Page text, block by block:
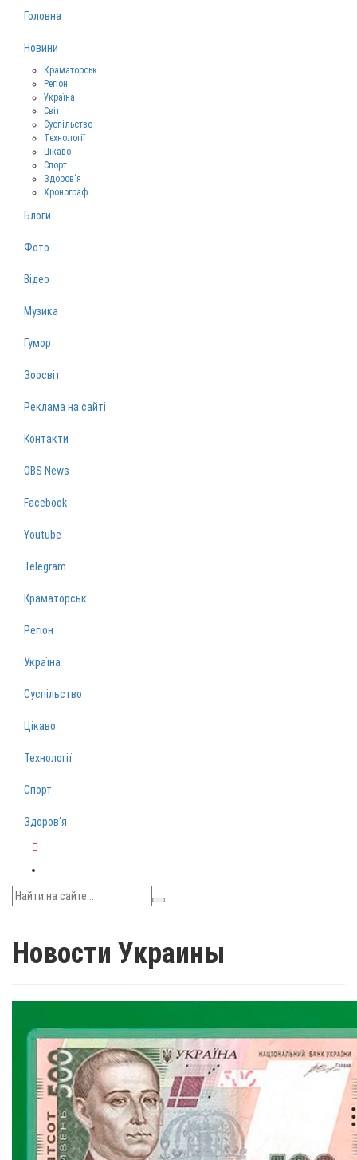
Головна
Новини
Краматорськ
Регіон
Україна
Світ
Суспільство
Технології
Цікаво
Спорт
Здоров‘я
Хронограф
Блоги
Фото
Відео
Музика
Гумор
Зоосвіт
Реклама на сайті
Контакти
OBS News
Facebook
Youtube
Telegram
Краматорськ
Регіон
Україна
Суспільство
Цікаво
Технології
Спорт
Здоров‘я
Новости Украины